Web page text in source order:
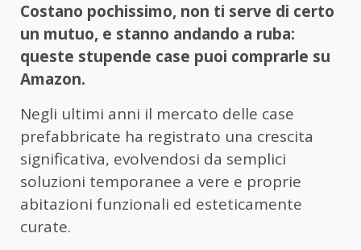
Costano pochissimo, non ti serve di certo
un mutuo, e stanno andando a ruba:
queste stupende case puoi comprarle su
Amazon.
Negli ultimi anni il mercato delle case
prefabbricate ha registrato una crescita
significativa, evolvendosi da semplici
soluzioni temporanee a vere e proprie
abitazioni funzionali ed esteticamente
curate.